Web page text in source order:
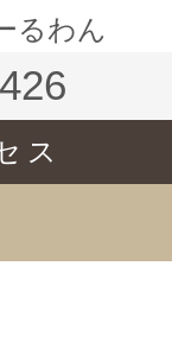
るわん
ス